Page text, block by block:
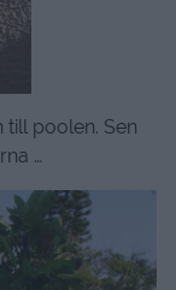
till poolen. Sen
…